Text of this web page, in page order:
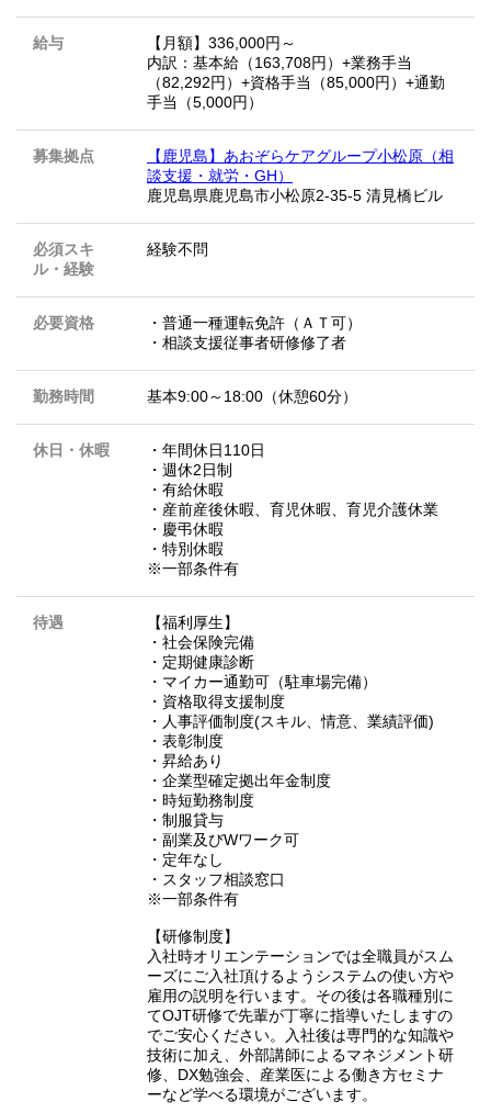
給与
【月額】336,000円～
内訳：基本給（163,708円）+業務手当
（82,292円）+資格手当（85,000円）+通勤
手当（5,000円）
募集拠点
【鹿児島】あおぞらケアグループ小松原（相
談支援・就労・GH）
鹿児島県鹿児島市小松原2-35-5 清見橋ビル
必須スキ
ル・経験
経験不問
必要資格
・普通一種運転免許（ＡＴ可）
・相談支援従事者研修修了者
勤務時間 基本9:00～18:00（休憩60分）
休日・休暇
・年間休日110日
・週休2日制
・有給休暇
・産前産後休暇、育児休暇、育児介護休業
・慶弔休暇
・特別休暇
※一部条件有
待遇
【福利厚生】
・社会保険完備
・定期健康診断
・マイカー通勤可（駐車場完備）
・資格取得支援制度
・人事評価制度(スキル、情意、業績評価)
・表彰制度
・昇給あり
・企業型確定拠出年金制度
・時短勤務制度
・制服貸与
・副業及びWワーク可
・定年なし
・スタッフ相談窓口
※一部条件有
【研修制度】
入社時オリエンテーションでは全職員がスム
ーズにご入社頂けるようシステムの使い方や
雇用の説明を行います。その後は各職種別に
てOJT研修で先輩が丁寧に指導いたしますの
でご安心ください。入社後は専門的な知識や
技術に加え、外部講師によるマネジメント研
修、DX勉強会、産業医による働き方セミナ
ーなど学べる環境がございます。